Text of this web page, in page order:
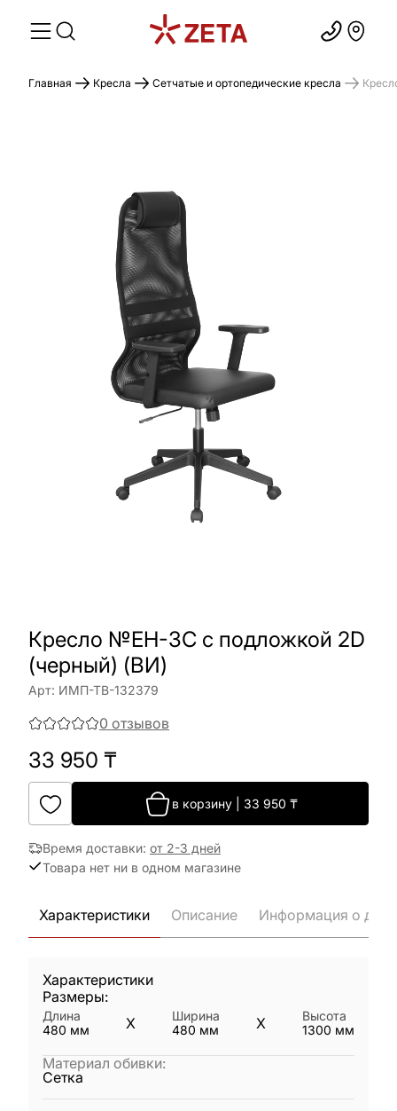
Главная Кресла Сетчатые и ортопедические кресла
Кресло №EH-3C с подложкой 2D
(черный) (ВИ)
Арт: ИМП-ТВ-132379
0 отзывов
33 950 ₸
в корзину| 33 950 ₸
Время доставки: от 2-3 дней
Товара нет ни в одном магазине
Характеристики Описание Информация о
Характеристики
Размеры:
Длина
480 мм X
Ширина
480 мм X
Высота
1300 мм
Материал обивки:
Сетка